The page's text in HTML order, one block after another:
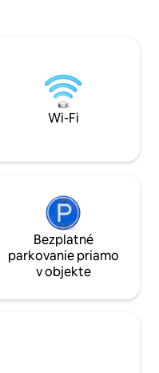
– 15
kuchyňou,
čistiacimi
Wi-Fi
Bezplatné
parkovanie priamo
v objekte